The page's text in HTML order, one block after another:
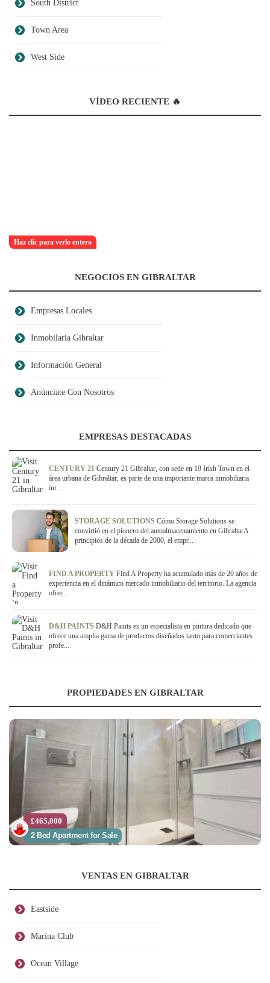
South District
Town Area
West Side
VÍDEO RECIENTE 🔥
Haz clic para verlo entero
NEGOCIOS EN GIBRALTAR
Empresas Locales
Inmobilaria Gibraltar
Información General
Anúnciate Con Nosotros
EMPRESAS DESTACADAS
CENTURY 21 Century 21 Gibraltar, con sede en 19 Irish Town en el
área urbana de Gibraltar, es parte de una importante marca inmobiliaria
int...
STORAGE SOLUTIONS Cómo Storage Solutions se
convirtió en el pionero del autoalmacenamiento en GibraltarA
principios de la década de 2000, el empr...
FIND A PROPERTY Find A Property ha acumulado más de 20 años de
experiencia en el dinámico mercado inmobiliario del territorio. La agencia
ofrec...
D&H PAINTS D&H Paints es un especialista en pintura dedicado que
ofrece una amplia gama de productos diseñados tanto para comerciantes
profe...
PROPIEDADES EN GIBRALTAR
£465,000
2 Bed Apartment for Sale
VENTAS EN GIBRALTAR
Eastside
Marina Club
Ocean Village